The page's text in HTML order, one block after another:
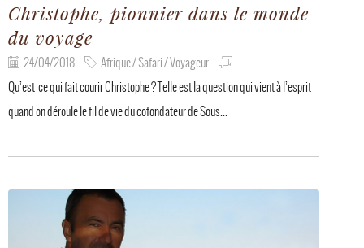
Christophe, pionnier dans le monde
du voyage
24/04/2018
Afrique / Safari / Voyageur
Qu’est-ce qui fait courir Christophe ? Telle est la question qui vient à l’esprit
quand on déroule le fil de vie du cofondateur de Sous...